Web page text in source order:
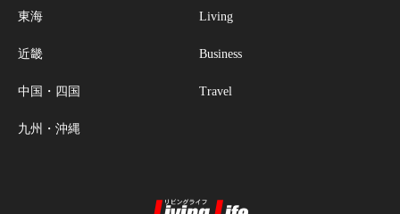
東海
近畿
中国・四国
九州・沖縄
Living
Business
Travel